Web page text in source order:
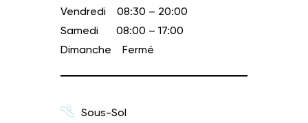
Vendredi
08:30 – 20:00
Samedi
08:00 – 17:00
Dimanche
Fermé
Sous-Sol